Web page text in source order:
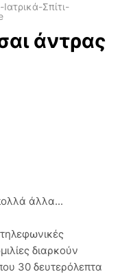
Σπίτι-
άντρας
άλλα...
διαρκούν
30 δευτερόλεπτα